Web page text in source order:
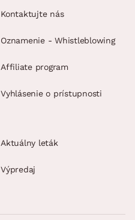
Kontaktujte nás
Oznamenie - Whistleblowing
Affiliate program
Vyhlásenie o prístupnosti
Aktuálny leták
Výpredaj